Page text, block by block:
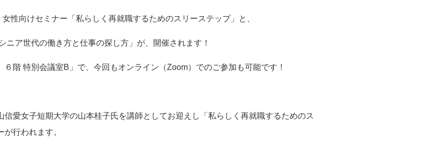
女性向けセミナー「私らしく再就職するためのスリーステップ」と、
ニア世代の働き方と仕事の探し方」が、開催されます！
階 特別会議室B 」で、今回もオンライン（Zoom）でのご参加も可能です！
愛女子短期大学の山本桂子氏を講師としてお迎えし「私らしく再就職するためのス
行われます。